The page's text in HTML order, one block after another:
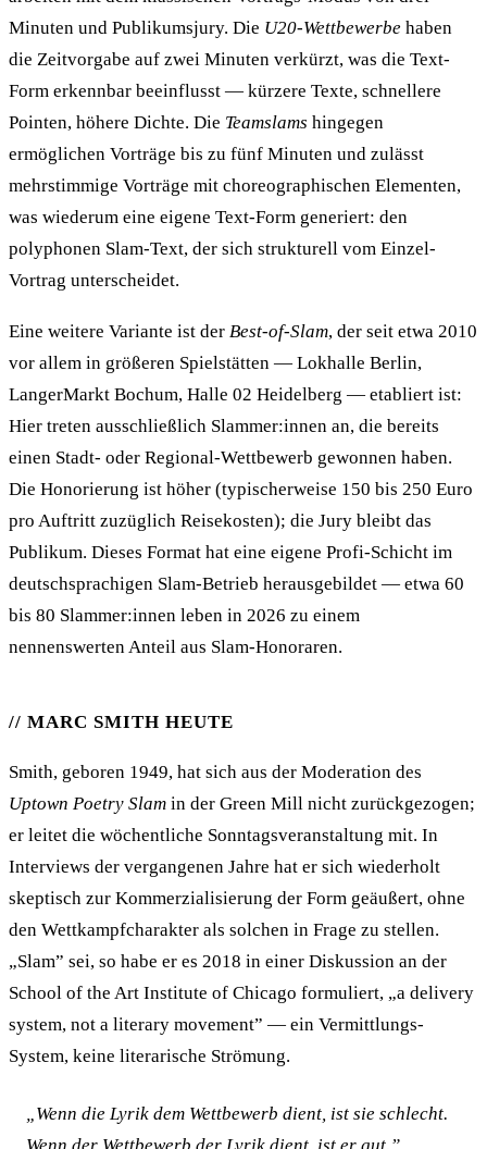
Minuten und Publikumsjury. Die U20-Wettbewerbe haben
die Zeitvorgabe auf zwei Minuten verkürzt, was die Text-
Form erkennbar beeinflusst — kürzere Texte, schnellere
Pointen, höhere Dichte. Die Teamslams hingegen
ermöglichen Vorträge bis zu fünf Minuten und zulässt
mehrstimmige Vorträge mit choreographischen Elementen,
was wiederum eine eigene Text-Form generiert: den
polyphonen Slam-Text, der sich strukturell vom Einzel-
Vortrag unterscheidet.
Eine weitere Variante ist der Best-of-Slam, der seit etwa 2010
vor allem in größeren Spielstätten — Lokhalle Berlin,
LangerMarkt Bochum, Halle 02 Heidelberg — etabliert ist:
Hier treten ausschließlich Slammer:innen an, die bereits
einen Stadt- oder Regional-Wettbewerb gewonnen haben.
Die Honorierung ist höher (typischerweise 150 bis 250 Euro
pro Auftritt zuzüglich Reisekosten); die Jury bleibt das
Publikum. Dieses Format hat eine eigene Profi-Schicht im
deutschsprachigen Slam-Betrieb herausgebildet — etwa 60
bis 80 Slammer:innen leben in 2026 zu einem
nennenswerten Anteil aus Slam-Honoraren.
MARC SMITH HEUTE
Smith, geboren 1949, hat sich aus der Moderation des
Uptown Poetry Slam in der Green Mill nicht zurückgezogen;
er leitet die wöchentliche Sonntagsveranstaltung mit. In
Interviews der vergangenen Jahre hat er sich wiederholt
skeptisch zur Kommerzialisierung der Form geäußert, ohne
den Wettkampfcharakter als solchen in Frage zu stellen.
„Slam” sei, so habe er es 2018 in einer Diskussion an der
School of the Art Institute of Chicago formuliert, „a delivery
system, not a literary movement” — ein Vermittlungs-
System, keine literarische Strömung.
„Wenn die Lyrik dem Wettbewerb dient, ist sie schlecht.